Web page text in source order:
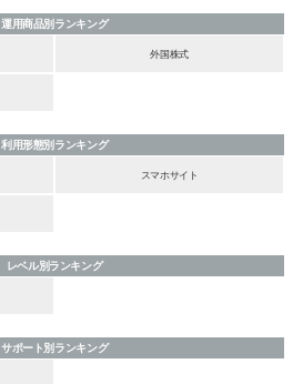
運用商品別ランキング
外国株式
利用形態別ランキング
スマホサイト
レベル別ランキング
サポート別ランキング